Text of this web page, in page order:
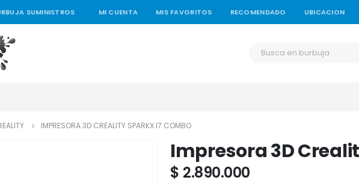
SUMINISTROS MI CUENTA MIS FAVORITOS RECOMENDADO UBICACION
IMPRESORA 3D CREALITY SPARKX I7 COMBO
Impresora 3D
$ 2.890.000